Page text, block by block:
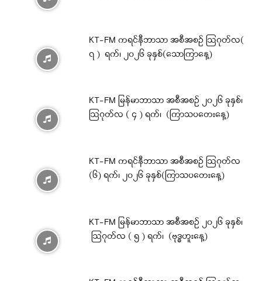
KT-FM ကရင်နီဘာသာ အစီအစဉ် ဩဂုတ်လ(
၇ ) ရက်၊ ၂၀၂၆ ခုနှစ်(သောကြာနေ့)
KT-FM မြန်မာဘာသာ အစီအစဉ် ၂၀၂၆ ခုနှစ်၊
ဩဂုတ်လ ( ၄ ) ရက်၊ (ကြာသပတေးနေ့)
KT-FM ကရင်နီဘာသာ အစီအစဉ် ဩဂုတ်လ
(၆) ရက်၊ ၂၀၂၆ ခုနှစ်(ကြာသပတေးနေ့)
KT-FM မြန်မာဘာသာ အစီအစဉ် ၂၀၂၆ ခုနှစ်၊
ဩဂုတ်လ ( ၅ ) ရက်၊ (ဗုဒ္ဓဟူးနေ့)